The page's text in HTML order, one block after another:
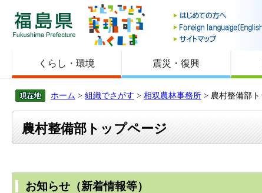
福島県
くらし・環境 震災・復興
ホーム > 組織でさがす > 相双農林事務所 > 農村整備部
農村整備部トップページ
お知らせ（新着情報等）